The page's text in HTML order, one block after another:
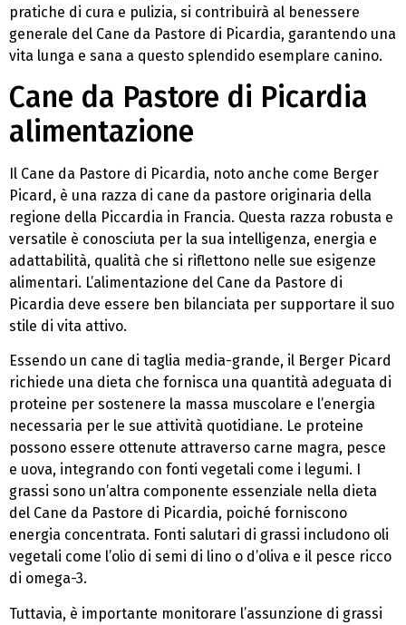
pratiche di cura e pulizia, si contribuirà al benessere
generale del Cane da Pastore di Picardia, garantendo una
vita lunga e sana a questo splendido esemplare canino.
Cane da Pastore di Picardia
alimentazione
Il Cane da Pastore di Picardia, noto anche come Berger
Picard, è una razza di cane da pastore originaria della
regione della Piccardia in Francia. Questa razza robusta e
versatile è conosciuta per la sua intelligenza, energia e
adattabilità, qualità che si riflettono nelle sue esigenze
alimentari. L’alimentazione del Cane da Pastore di
Picardia deve essere ben bilanciata per supportare il suo
stile di vita attivo.
Essendo un cane di taglia media-grande, il Berger Picard
richiede una dieta che fornisca una quantità adeguata di
proteine per sostenere la massa muscolare e l’energia
necessaria per le sue attività quotidiane. Le proteine
possono essere ottenute attraverso carne magra, pesce
e uova, integrando con fonti vegetali come i legumi. I
grassi sono un’altra componente essenziale nella dieta
del Cane da Pastore di Picardia, poiché forniscono
energia concentrata. Fonti salutari di grassi includono oli
vegetali come l’olio di semi di lino o d’oliva e il pesce ricco
di omega-3.
Tuttavia, è importante monitorare l’assunzione di grassi